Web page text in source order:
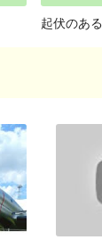
起伏のあ